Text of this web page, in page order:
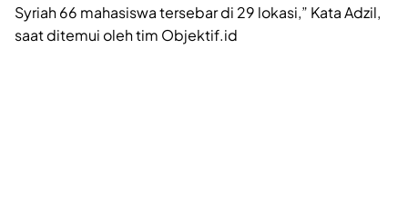
Syriah 66 mahasiswa tersebar di 29 lokasi,” Kata Adzil,
saat ditemui oleh tim Objektif.id